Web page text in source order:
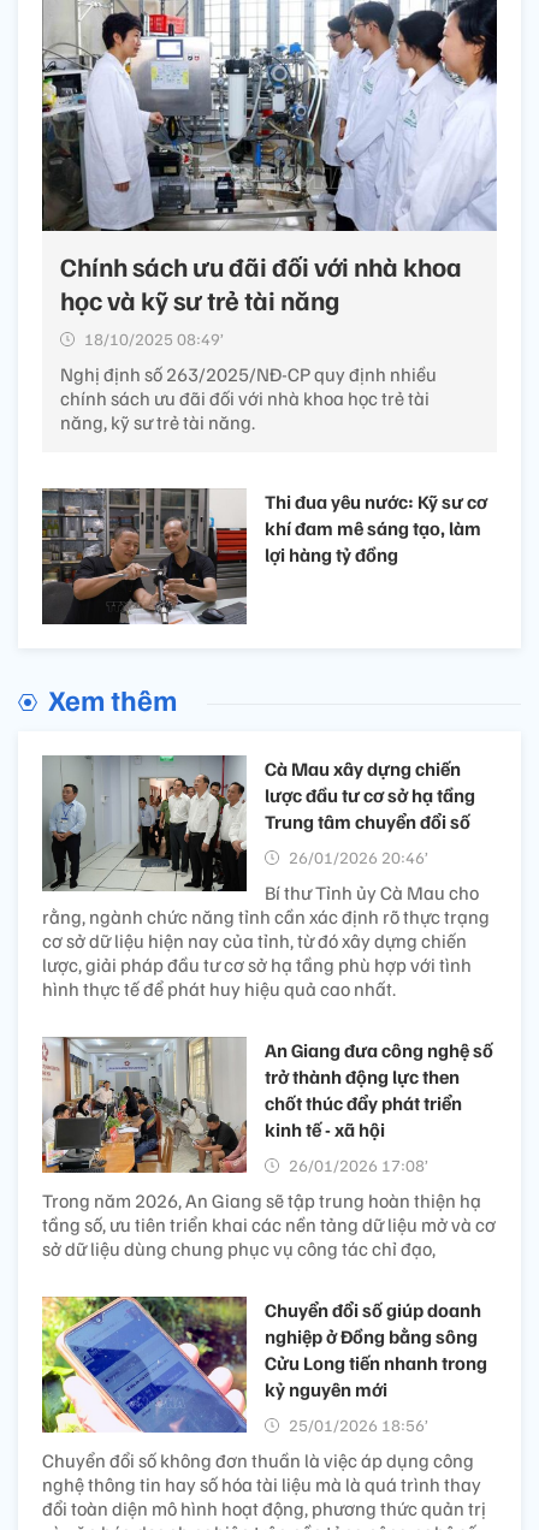
Chính sách ưu đãi đối với nhà khoa
học và kỹ sư trẻ tài năng
18/10/2025 08:49’
Nghị định số 263/2025/NĐ-CP quy định nhiều
chính sách ưu đãi đối với nhà khoa học trẻ tài
năng, kỹ sư trẻ tài năng.
Thi đua yêu nước: Kỹ sư cơ
khí đam mê sáng tạo, làm
lợi hàng tỷ đồng
Xem thêm
Cà Mau xây dựng chiến
lược đầu tư cơ sở hạ tầng
Trung tâm chuyển đổi số
26/01/2026 20:46’
Bí thư Tỉnh ủy Cà Mau cho
rằng, ngành chức năng tỉnh cần xác định rõ thực trạng
cơ sở dữ liệu hiện nay của tỉnh, từ đó xây dựng chiến
lược, giải pháp đầu tư cơ sở hạ tầng phù hợp với tình
hình thực tế để phát huy hiệu quả cao nhất.
An Giang đưa công nghệ số
trở thành động lực then
chốt thúc đẩy phát triển
kinh tế - xã hội
26/01/2026 17:08’
Trong năm 2026, An Giang sẽ tập trung hoàn thiện hạ
tầng số, ưu tiên triển khai các nền tảng dữ liệu mở và cơ
sở dữ liệu dùng chung phục vụ công tác chỉ đạo,
Chuyển đổi số giúp doanh
nghiệp ở Đồng bằng sông
Cửu Long tiến nhanh trong
kỷ nguyên mới
25/01/2026 18:56’
Chuyển đổi số không đơn thuần là việc áp dụng công
nghệ thông tin hay số hóa tài liệu mà là quá trình thay
đổi toàn diện mô hình hoạt động, phương thức quản trị